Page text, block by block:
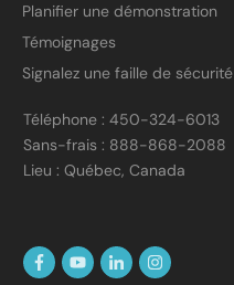
Planifier une démonstration
Témoignages
Signalez une faille de sécurité
Téléphone : 450-324-6013
Sans-frais : 888-868-2088
Lieu : Québec, Canada